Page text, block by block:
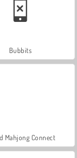
Bubbits
Mahjong Connect